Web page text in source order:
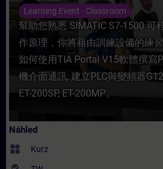
Learning Event - Classroom
幫助您熟悉 SIMATIC S7-1500 可
作原理，你將藉由訓練設備的練
如何使用TIA Portal V15軟體撰寫
機介面通訊, 建立PLC與變頻器
ET-200SP, ET-200MP。
Náhled
widgets Kurz